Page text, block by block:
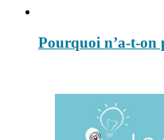
Pourquoi n’a-t-on